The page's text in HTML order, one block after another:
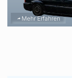
Mehr Erfahren